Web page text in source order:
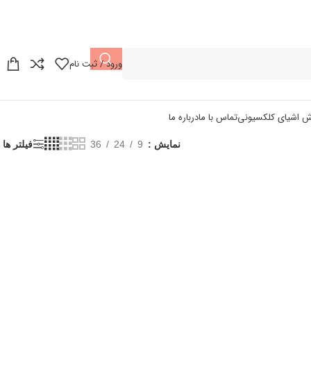
ورود / ثبت نام
اشیای کلکسیونیتماس با مادرباره ما
نمایش 9
24
36 فیلتر ها